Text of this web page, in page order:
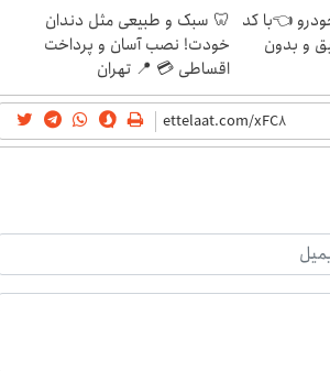
👈با کد
و بدون
🦷 سبک و طبیعی مثل دندان
خودت! نصب آسان و پرداخت
اقساطی 💳 📍 تهران